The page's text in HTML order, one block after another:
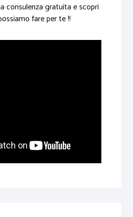
consulenza gratuita e scopri
fare per te !!